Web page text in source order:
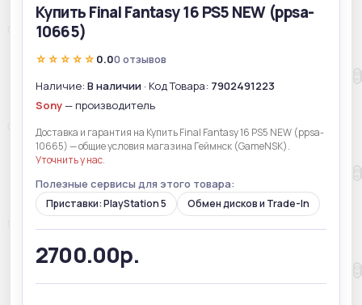
Купить Final Fantasy 16 PS5 NEW (ppsa-
10665)
☆☆☆☆☆ 0.00 отзывов
Наличие: В наличии · Код Товара: 7902491223
Sony— производитель
Доставка и гарантия на Купить Final Fantasy 16 PS5 NEW (ppsa-
10665) — общие условия магазина Геймнск (GameNSK).
Уточнить у нас.
Полезные сервисы для этого товара:
Приставки: PlayStation 5 Обмен дисков и Trade-In
2700.00р.